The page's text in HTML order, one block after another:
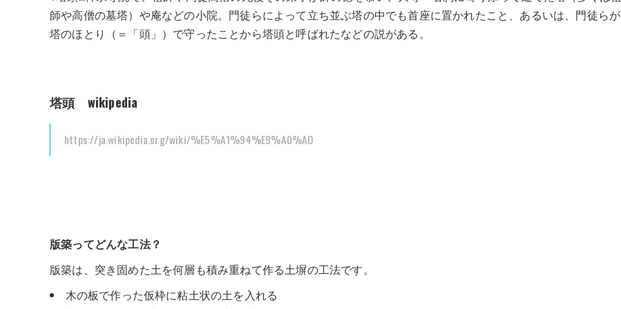
師や高僧の墓塔）や庵などの小院。門徒らによって立ち並ぶ塔の中でも首座に置かれたこと、あるいは、門徒らが
塔のほとり（＝「頭」）で守ったことから塔頭と呼ばれたなどの説がある。
塔頭 wikipedia
https://ja.wikipedia.org/wiki/%E5%A1%94%E9%A0%AD
版築ってどんな工法？
版築は、突き固めた土を何層も積み重ねて作る土塀の工法です。
木の板で作った仮枠に粘土状の土を入れる